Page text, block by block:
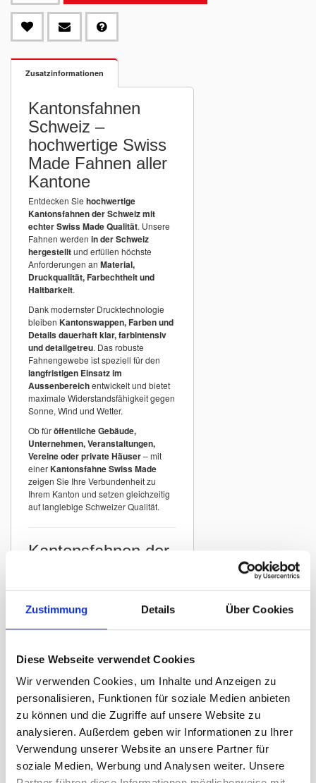
Zustimmung Details Über Cookies
Diese Webseite verwendet Cookies
Wir verwenden Cookies, um Inhalte und Anzeigen zu
personalisieren, Funktionen für soziale Medien anbieten
zu können und die Zugriffe auf unsere Website zu
analysieren. Außerdem geben wir Informationen zu Ihrer
Verwendung unserer Website an unsere Partner für
soziale Medien, Werbung und Analysen weiter. Unsere
Zusatzinformationen
Kantonsfahnen
Schweiz –
hochwertige Swiss
Made Fahnen aller
Kantone
Entdecken Sie hochwertige
Kantonsfahnen der Schweiz mit
echter Swiss Made Qualität. Unsere
Fahnen werden in der Schweiz
hergestelltund erfüllen höchste
Anforderungen an Material,
Druckqualität, Farbechtheit und
Haltbarkeit.
Dank modernster Drucktechnologie
bleiben Kantonswappen, Farben und
Details dauerhaft klar, farbintensiv
und detailgetreu. Das robuste
Fahnengewebe ist speziell für den
langfristigen Einsatz im
Aussenbereichentwickelt und bietet
maximale Widerstandsfähigkeit gegen
Sonne, Wind und Wetter.
Ob füröffentliche Gebäude,
Unternehmen, Veranstaltungen,
Vereine oder private Häuser– mit
einerKantonsfahne Swiss Made
zeigen Sie Ihre Verbundenheit zu
Ihrem Kanton und setzen gleichzeitig
auf langlebige Schweizer Qualität.
Kantonsfahnen der
In unserem Sortiment finden Sie
Kantonemit originalgetreuer
Darstellung der offiziellen Wappen.
Kantonsfahne Zürich
Kantonsfahne Bern
Kantonsfahne St. Gallen
Kantonsfahne Graubünden
Kantonsfahne Luzern
Kantonsfahne Thurgau